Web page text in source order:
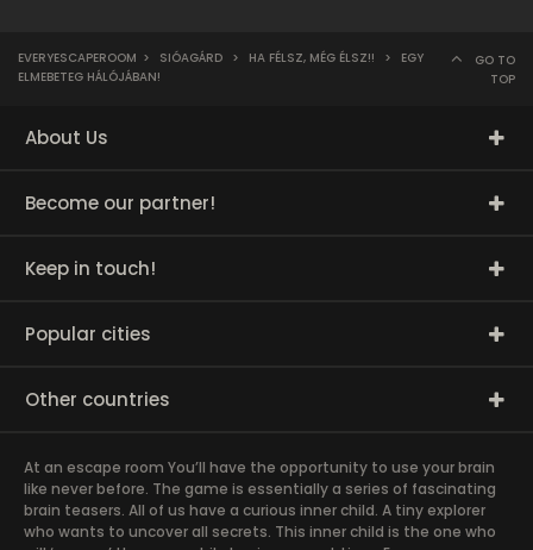
EVERYESCAPEROOM > SIÓAGÁRD > HA FÉLSZ, MÉG ÉLSZ!! >
EGY
ELMEBETEG HÁLÓJÁBAN!
GO TO
TOP
About Us
Become our partner!
Keep in touch!
Popular cities
Other countries
At an escape room You’ll have the opportunity to use your brain
like never before. The game is essentially a series of fascinating
brain teasers. All of us have a curious inner child. A tiny explorer
who wants to uncover all secrets. This inner child is the one who